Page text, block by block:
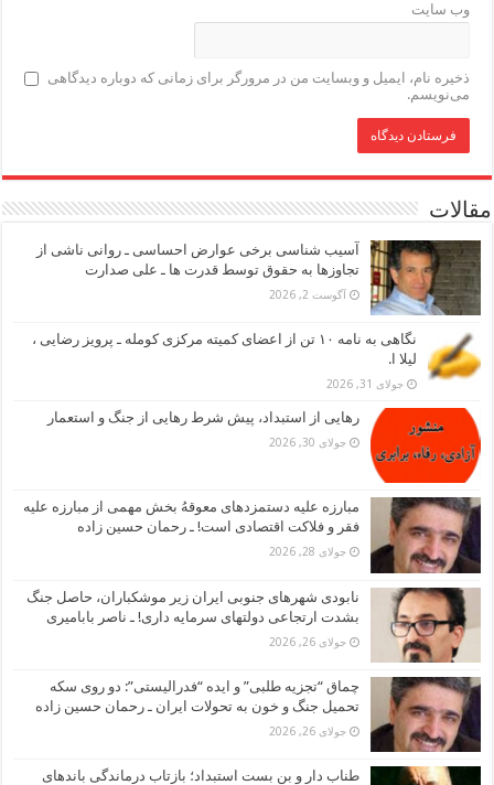
وب‌ سایت
ذخیره نام، ایمیل و وبسایت من در مرورگر برای زمانی که دوباره دیدگاهی
می‌نویسم.
مقالات
آسیب شناسی برخی عوارض احساسی ـ روانی ناشی از
تجاوزها به حقوق توسط قدرت ها ـ علی صدارت
آگوست 2, 2026
نگاهی به نامه ۱۰ تن از اعضای کمیته مرکزی کومله ـ پرویز رضایی ،
لیلا ا.
جولای 31, 2026
رهایی از استبداد، پیش شرط رهایی از جنگ و استعمار
جولای 30, 2026
مبارزه علیه دستمزدهای معوقهُ بخش مهمی از مبارزه علیه
فقر و فلاکت اقتصادی است! ـ رحمان حسین زاده
جولای 28, 2026
نابودی شهرهای جنوبی ایران زیر موشکباران، حاصل جنگ
بشدت ارتجاعی دولتهای سرمایه داری! ـ ناصر بابامیری
جولای 26, 2026
چماق “تجزیه طلبی” و ایده “فدرالیستی”: دو روی سکه
تحمیل جنگ و خون به تحولات ایران ـ رحمان حسین زاده
جولای 26, 2026
طناب دار و بن بست استبداد؛ بازتاب درماندگی باندهای